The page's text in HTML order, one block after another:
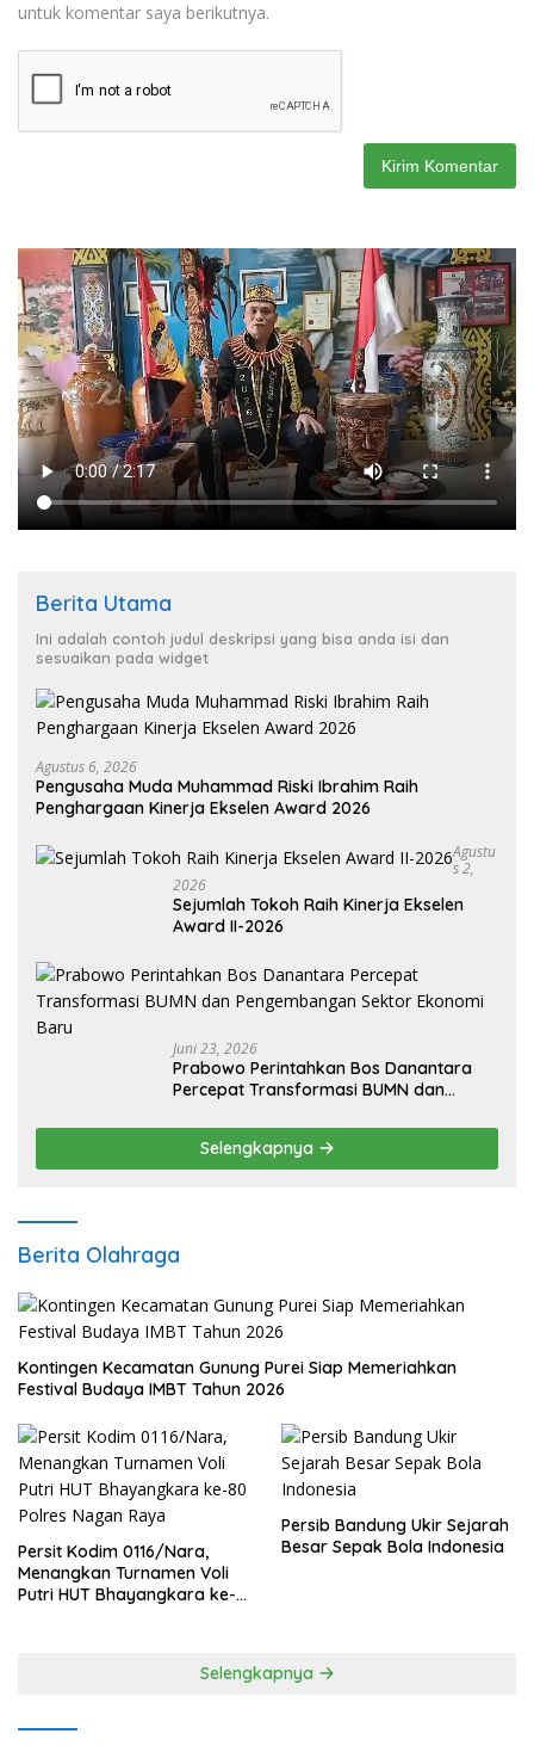
untuk komentar saya berikutnya.
Berita Utama
Ini adalah contoh judul deskripsi yang bisa anda isi dan
sesuaikan pada widget
Agustus 6, 2026
Pengusaha Muda Muhammad Riski Ibrahim Raih
Penghargaan Kinerja Ekselen Award 2026
Agustu
S 2,
2026
Sejumlah Tokoh Raih Kinerja Ekselen
Award II-2026
Juni 23, 2026
Prabowo Perintahkan Bos Danantara
Percepat Transformasi BUMN dan
Selengkapnya
Berita Olahraga
Kontingen Kecamatan Gunung Purei Siap Memeriahkan
Festival Budaya IMBT Tahun 2026
Persit Kodim 0116/Nara,
Menangkan Turnamen Voli
Putri HUT Bhayangkara ke-
Persib Bandung Ukir Sejarah
Besar Sepak Bola Indonesia
Selengkapnya